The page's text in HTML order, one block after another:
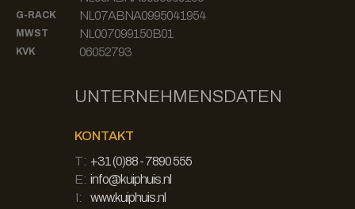
G-RACK NL07ABNA0995041954
MWST NL007099150B01
KVK 06052793
UNTERNEHMENSDATEN
KONTAKT
T: +31 (0)88 - 7890 555
E: info@kuiphuis.nl
I:
www.kuiphuis.nl